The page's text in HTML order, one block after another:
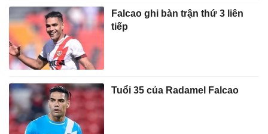
Falcao ghi bàn trận thứ 3 liên
tiếp
Tuổi 35 của Radamel Falcao